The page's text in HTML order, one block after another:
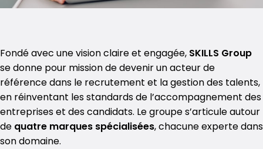
Fondé avec une vision claire et engagée, SKILLS Group
se donne pour mission de devenir un acteur de
référence dans le recrutement et la gestion des talents,
en réinventant les standards de l’accompagnement des
entreprises et des candidats. Le groupe s’articule autour
de quatre marques spécialisées, chacune experte dans
son domaine.